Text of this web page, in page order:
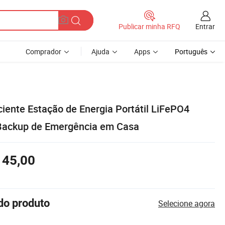
Publicar minha RFQ Entrar
Comprador Ajuda Apps Português
Estação de Energia Portátil LiFePO4
de Emergência em Casa
produto Selecione agora